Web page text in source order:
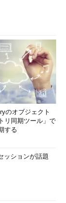
のオブジェクト
リ同期ツール」で
する
ッションが話題